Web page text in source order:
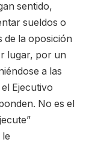
sentido,
sueldos o
de la oposición
lugar, por un
a las
Ejecutivo
No es el